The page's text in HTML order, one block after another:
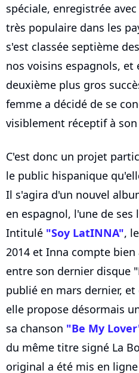
spéciale, enregistrée
très populaire dans les
s'est classée septième
nos voisins espagnols, et
deuxième plus gros
femme a décidé de se
visiblement réceptif à
C'est donc un projet
le public hispanique
Il s'agira d'un nouvel
en espagnol, l'une de ses
Intitulé "Soy LatINNA",
2014 et Inna compte
entre son dernier disque
publié en mars dernier,
elle propose désormais
sa chanson "Be My
du même titre signé La
original a été mis en